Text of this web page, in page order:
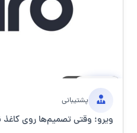
خبر
پشتیبانی
ویرو؛ وقتی تصمیم‌ها روی کاغذ